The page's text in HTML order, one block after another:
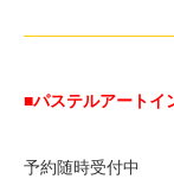
■パステルアートイ
予約随時受付中